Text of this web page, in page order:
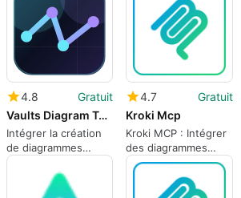
génération d'images
4.8
Gratuit
Vaults Diagram Tools
Intégrer la création
de diagrammes
conversationnels
dans les discussions
4.7
Gratuit
Kroki Mcp
Kroki MCP : Intégrer
des diagrammes
rendus directement
dans les flux de
travail de l'IA